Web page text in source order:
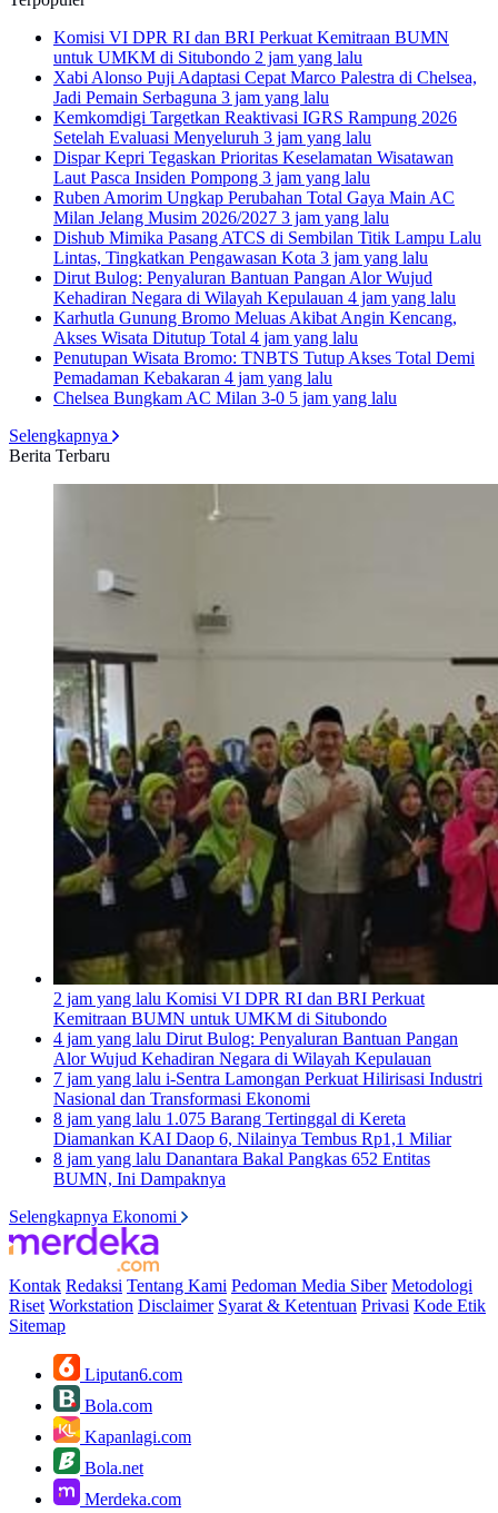
Komisi VI DPR RI dan BRI Perkuat Kemitraan BUMN
untuk UMKM di Situbondo 2 jam yang lalu
Xabi Alonso Puji Adaptasi Cepat Marco Palestra di Chelsea,
Jadi Pemain Serbaguna 3 jam yang lalu
Kemkomdigi Targetkan Reaktivasi IGRS Rampung 2026
Setelah Evaluasi Menyeluruh 3 jam yang lalu
Dispar Kepri Tegaskan Prioritas Keselamatan Wisatawan
Laut Pasca Insiden Pompong 3 jam yang lalu
Ruben Amorim Ungkap Perubahan Total Gaya Main AC
Milan Jelang Musim 2026/2027 3 jam yang lalu
Dishub Mimika Pasang ATCS di Sembilan Titik Lampu Lalu
Lintas, Tingkatkan Pengawasan Kota 3 jam yang lalu
Dirut Bulog: Penyaluran Bantuan Pangan Alor Wujud
Kehadiran Negara di Wilayah Kepulauan 4 jam yang lalu
Karhutla Gunung Bromo Meluas Akibat Angin Kencang,
Akses Wisata Ditutup Total 4 jam yang lalu
Penutupan Wisata Bromo: TNBTS Tutup Akses Total Demi
Pemadaman Kebakaran 4 jam yang lalu
Chelsea Bungkam AC Milan 3-0 5 jam yang lalu
Selengkapnya
Berita Terbaru
2 jam yang lalu Komisi VI DPR RI dan BRI Perkuat
Kemitraan BUMN untuk UMKM di Situbondo
4 jam yang lalu Dirut Bulog: Penyaluran Bantuan Pangan
Alor Wujud Kehadiran Negara di Wilayah Kepulauan
7 jam yang lalu i-Sentra Lamongan Perkuat Hilirisasi Industri
Nasional dan Transformasi Ekonomi
8 jam yang lalu 1.075 Barang Tertinggal di Kereta
Diamankan KAI Daop 6, Nilainya Tembus Rp1,1 Miliar
8 jam yang lalu Danantara Bakal Pangkas 652 Entitas
BUMN, Ini Dampaknya
Selengkapnya Ekonomi
Kontak Redaksi Tentang Kami Pedoman Media Siber Metodologi
Riset Workstation Disclaimer Syarat & Ketentuan Privasi Kode Etik
Sitemap
Liputan6.com
Bola.com
Kapanlagi.com
Bola.net
Merdeka.com